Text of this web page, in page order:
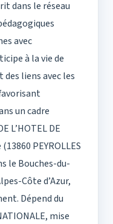
dans le réseau
avec
à la vie de
liens avec les
un cadre
L’HOTEL DE
PEYROLLES
le Bouches-du-
Côte d’Azur,
Dépend du
mise